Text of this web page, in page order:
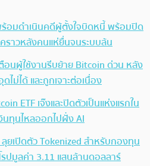
ร้อมดำเนินคดีผู้ตั้งใจบิดหนี้ พร้อมปิด
ราวหลังคนแห่ยื่นจนระบบล้น
อนผู้ใช้งานรีบย้าย Bitcoin ด่วน หลัง
ไม่ได้ และถูกเจาะต่อเนื่อง
ETF เจ๊งและปิดตัวเป็นแห่งแรกใน
นทุนไหลออกไปฝั่ง AI
ลุยเปิดตัว Tokenized สำหรับกองทุน
รปมูลค่า 3.11 แสนล้านดอลลาร์